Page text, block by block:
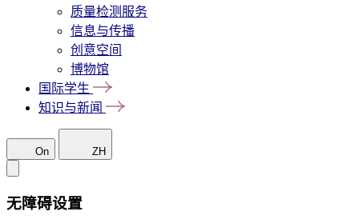
质量检测服务
信息与传播
创意空间
博物馆
国际学生
知识与新闻
On ZH
无障碍设置